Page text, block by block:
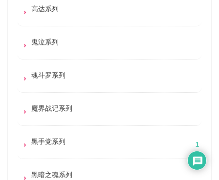
高达系列
鬼泣系列
魂斗罗系列
魔界战记系列
黑手党系列
黑暗之魂系列
1